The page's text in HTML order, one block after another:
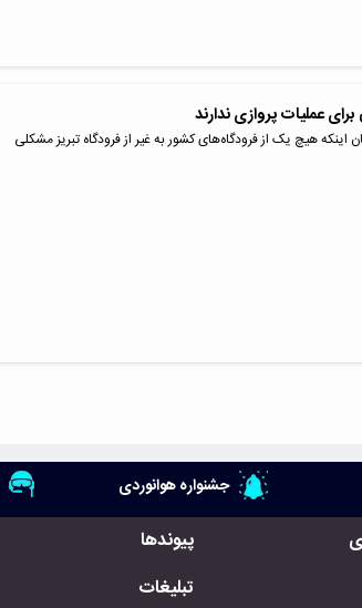
عملیات پروازی ندارند
اینکه هیچ یک از فرودگاه‌های کشور به غیر از فرودگاه تبریز مشکلی
جشنواره هوانوردی
پیوندها
تبلیغات